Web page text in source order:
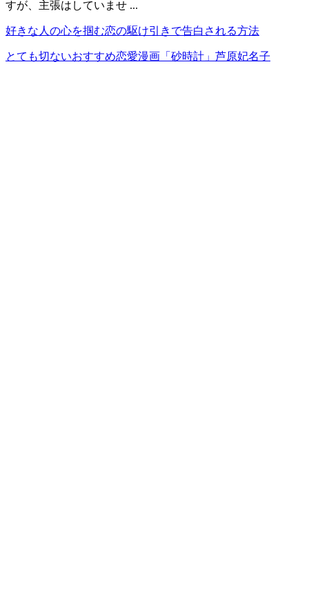
すが、主張はしていませ ...
好きな人の心を掴む恋の駆け引きで告白される方法
とても切ないおすすめ恋愛漫画「砂時計」芦原妃名子